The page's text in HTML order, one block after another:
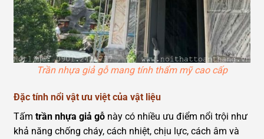
Trần nhựa giả gỗ mang tính thẩm mỹ cao cấp
Đặc tính nổi vật ưu việt của vật liệu
Tấm trần nhựa giả gỗ này có nhiều ưu điểm nổi trội như
khả năng chống cháy, cách nhiệt, chịu lực, cách âm và